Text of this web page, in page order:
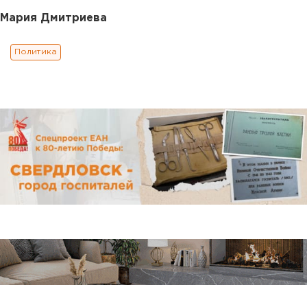
Мария Дмитриева
Политика